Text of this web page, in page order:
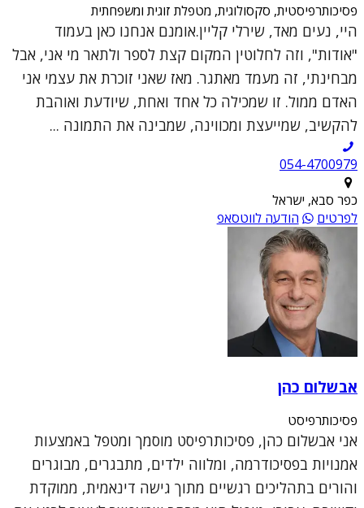
פסיכותרפיסטית, סקסולוגית, מטפלת זוגית ומשפחתית
היי, נעים מאד, שירלי קליין.אומנם אנחנו כאן בעמוד
"אודות", וזה לחלוטין המקום קצת לספר ולתאר מי אני, אבל
מבחינתי, זה מעמד מאתגר. מאז שאני זוכרת את עצמי אני
האדם ממול. זו שמכילה כל אחד ואחת, שיודעת ואוהבת
להקשיב, שמייעצת ומכווינה, שמבינה את התמונה ...
054-4700979
כפר סבא, ישראל
לפרטים
הודעה לווטסאפ
אבשלום כהן
פסיכותרפיסט
אני אבשלום כהן, פסיכותרפיסט מוסמך ומטפל באמצעות
אמנויות בפסיכודרמה, ומלווה ילדים, מתבגרים, מבוגרים
והורים בתהליכים רגשיים מתוך גישה דינאמית, ממוקדת